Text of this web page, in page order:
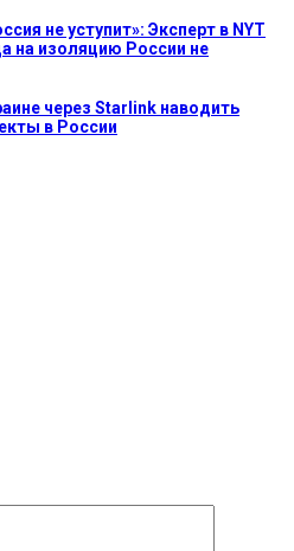
не уступит»: Эксперт в NYT
на изоляцию России не
через Starlink наводить
в России